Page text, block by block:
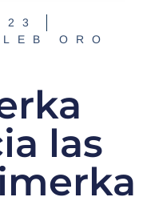
LEB ORO
las